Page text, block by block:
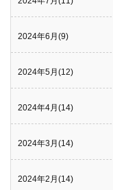
2024年6月(9)
2024年5月(12)
2024年4月(14)
2024年3月(14)
2024年2月(14)